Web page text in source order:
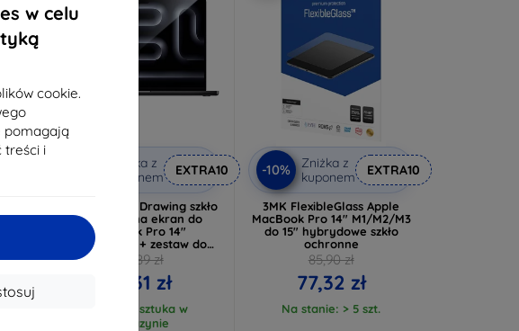
w celu
cookie.
pomagają
treści i
Pro
Zniżka z
kuponem
EXTRA10
Baseus Magic Drawing szkło
ochronne na ekran do
MacBook Pro 14"
(2021/2023) + zestaw do
czyszczenia (przezroczyste)
124,89 zł
68,31 zł
Ostatnia sztuka w
magazynie
-10%
Zniżka z
kuponem
EXTRA10
3MK FlexibleGlass Apple
MacBook Pro 14" M1/M2/M3
do 15" hybrydowe szkło
ochronne
85,90 zł
77,32 zł
Na stanie: > 5 szt.